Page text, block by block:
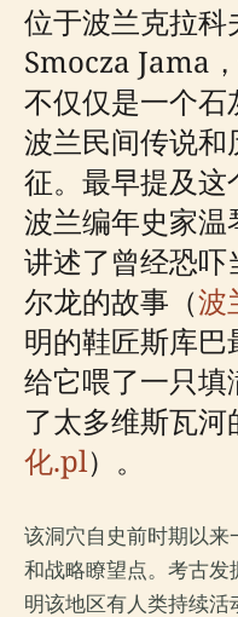
位于波兰克拉科
Smocza Jama
不仅仅是一个
波兰民间传说和
征。最早提及这
波兰编年史家温
讲述了曾经恐
尔龙的故事（波
明的鞋匠斯库
给它喂了一只
了太多维斯瓦
化.pl）。
该洞穴自史前时期以
和战略瞭望点。考古发
明该地区有人类持续活